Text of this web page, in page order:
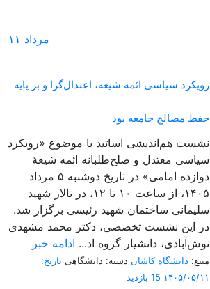
۱۱ مرداد
رویکرد سیاسی ائمه شیعه، اعتدال‌گرا و بر پایه
حفظ مصالح جامعه بود
نشست هم‌اندیشی اساتید با موضوع «رویکرد
سیاسی معتدل و صلح‌طلبانه ائمه شیعۀ
دوازده امامی» در تاریخ دوشنبه ۵ مرداد
۱۴۰۵، از ساعت ۱۰ تا ۱۲، در تالار شهید
سلیمانی ساختمان شهید رئیسی برگزار شد.
در این نشست تخصصی، دکتر محمد مشهدی
نوش‌آبادی، دانشیار گروه اد... ادامه خبر
منبع: دانشگاه کاشان دسته: دانشگاهی تاریخ:
۱۴۰۵/۰۵/۱۱ 15 بازدید